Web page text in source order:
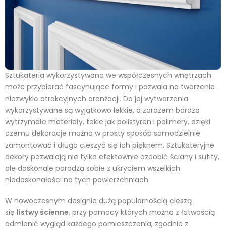
Sztukateria wykorzystywana we współczesnych wnętrzach
może przybierać fascynujące formy i pozwala na tworzenie
niezwykle atrakcyjnych aranżacji. Do jej wytworzenia
wykorzystywane są wyjątkowo lekkie, a zarazem bardzo
wytrzymałe materiały, takie jak polistyren i polimery, dzięki
czemu dekoracje można w prosty sposób samodzielnie
zamontować i długo cieszyć się ich pięknem. Sztukateryjne
dekory pozwalają nie tylko efektownie ozdobić ściany i sufity,
ale doskonale poradzą sobie z ukryciem wszelkich
niedoskonałości na tych powierzchniach.
W nowoczesnym designie dużą popularnością cieszą
się listwy ścienne, przy pomocy których można z łatwością
odmienić wygląd każdego pomieszczenia, zgodnie z